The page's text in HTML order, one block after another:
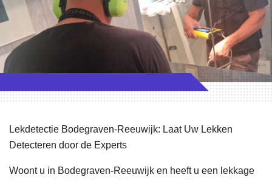
Lekdetectie Bodegraven-Reeuwijk: Laat Uw Lekken
Detecteren door de Experts
Woont u in Bodegraven-Reeuwijk en heeft u een lekkage